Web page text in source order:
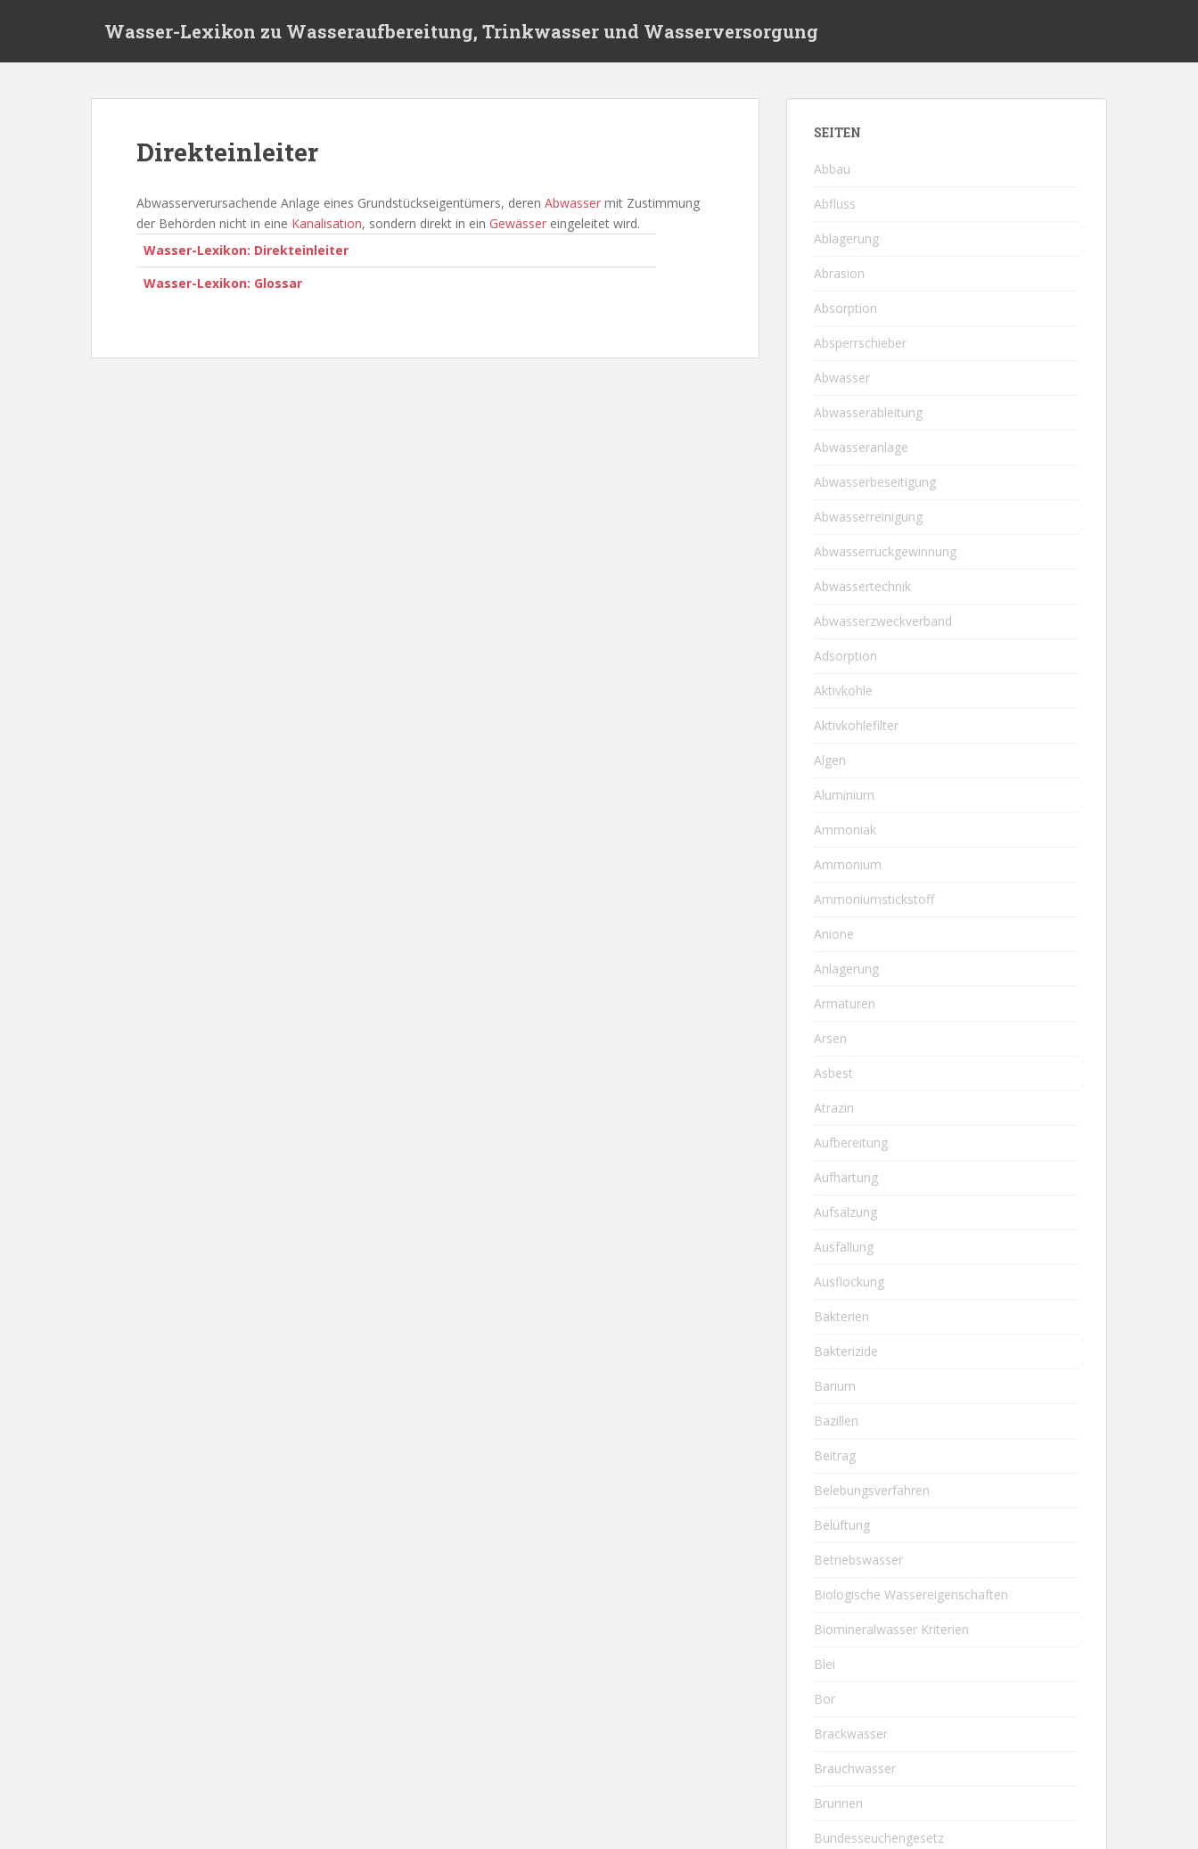
Wasser-Lexikon zu Wasseraufbereitung, Trinkwasser und Wasserversorgung
Direkteinleiter
Abwasserverursachende Anlage eines Grundstückseigentümers, deren Abwasser mit Zustimmung
der Behörden nicht in eine Kanalisation, sondern direkt in ein Gewässer eingeleitet wird.
Wasser-Lexikon: Direkteinleiter
Wasser-Lexikon: Glossar
SEITEN
Abbau
Abfluss
Ablagerung
Abrasion
Absorption
Absperrschieber
Abwasser
Abwasserableitung
Abwasseranlage
Abwasserbeseitigung
Abwasserreinigung
Abwasserrückgewinnung
Abwassertechnik
Abwasserzweckverband
Adsorption
Aktivkohle
Aktivkohlefilter
Algen
Aluminium
Ammoniak
Ammonium
Ammoniumstickstoff
Anione
Anlagerung
Armaturen
Arsen
Asbest
Atrazin
Aufbereitung
Aufhärtung
Aufsalzung
Ausfällung
Ausflockung
Bakterien
Bakterizide
Barium
Bazillen
Beitrag
Belebungsverfahren
Belüftung
Betriebswasser
Biologische Wassereigenschaften
Biomineralwasser Kriterien
Blei
Bor
Brackwasser
Brauchwasser
Brunnen
Bundesseuchengesetz